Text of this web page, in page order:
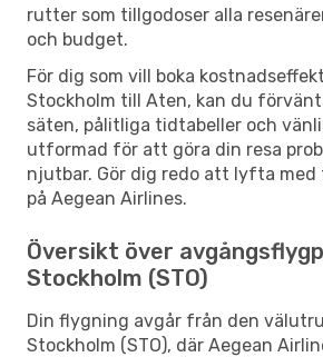
rutter som tillgodoser alla
och budget.
För dig som vill boka
Stockholm till Aten, kan du
säten, pålitliga tidtabeller och
utformad för att göra din resa
njutbar. Gör dig redo att lyfta
på Aegean Airlines.
Översikt över
Stockholm (STO)
Din flygning avgår från den
Stockholm (STO), där Aegean